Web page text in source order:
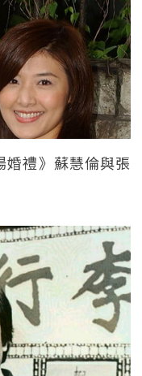
婚禮》蘇慧倫與張